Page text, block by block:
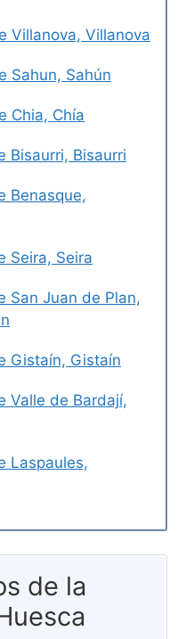
Villanova, Villanova
Sahun, Sahún
Chia, Chía
Bisaurri, Bisaurri
Benasque,
Seira, Seira
San Juan de Plan,
Gistaín, Gistaín
Valle de Bardají,
Laspaules,
de la